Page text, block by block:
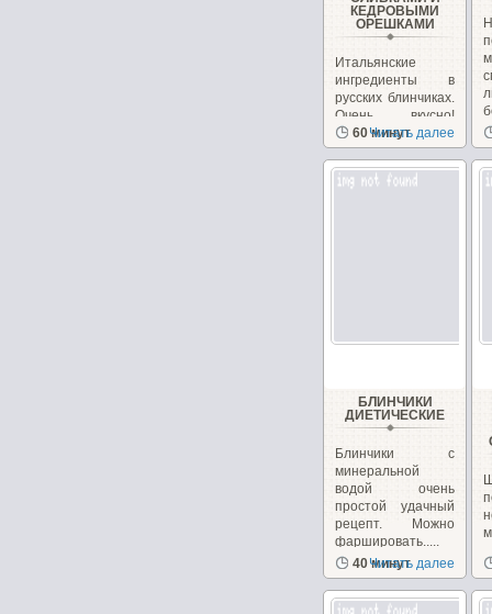
КЕДРОВЫМИ
ОРЕШКАМИ
Итальянские
ингредиенты в
русских блинчиках.
Очень вкусно!
Необычно, на
сайте...
60 минут
Читать далее
БЛИНЧИКИ
ДИЕТИЧЕСКИЕ
Блинчики с
минеральной
водой очень
простой удачный
рецепт. Можно
фаршировать.....
40 минут
Читать далее